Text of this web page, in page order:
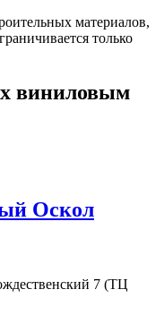
материалов,
только
виниловым
Оскол
7 (ТЦ